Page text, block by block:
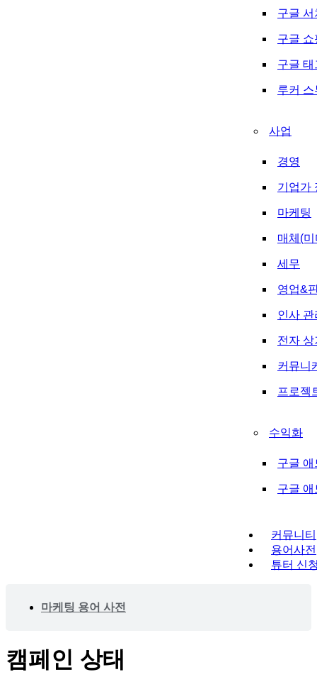
구글
구글 쇼
구글
루커
사업
경영
기업가
마케팅
매체(
세무
영업&
인사 관
전자 상
커뮤니
프로젝
수익화
구글 애
구글
커뮤니티
용어사전
튜터 신
마케팅 용어 사전
캠페인 상태